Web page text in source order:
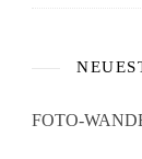
FOTO-